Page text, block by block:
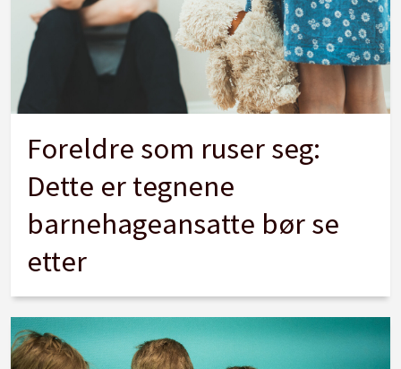
Foreldre som ruser seg:
Dette er tegnene
barnehageansatte bør se
etter